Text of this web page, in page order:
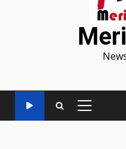
PRIMARY